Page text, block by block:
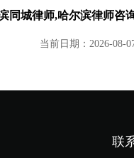
城律师,哈尔滨律师
当前日期：2026-08-
联